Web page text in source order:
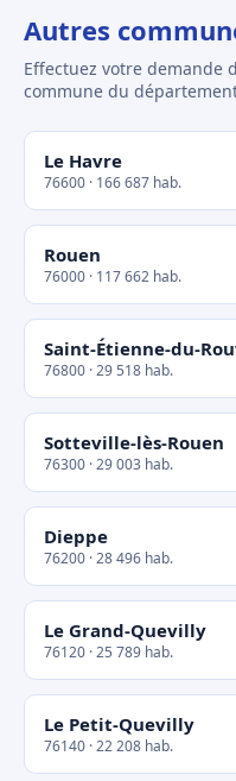
Autres
Effectuez votre demande
commune du
Le Havre
76600 · 166 687 hab.
Rouen
76000 · 117 662 hab.
Saint-Étienne-du-
76800 · 29 518 hab.
Sotteville-lès-Rouen
76300 · 29 003 hab.
Dieppe
76200 · 28 496 hab.
Le Grand-Quevilly
76120 · 25 789 hab.
Le Petit-Quevilly
76140 · 22 208 hab.